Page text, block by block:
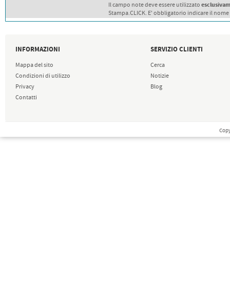
Il campo note deve essere utilizzato
Stampa.CLICK. E' obbligatorio indicare il
INFORMAZIONI
Mappa del sito
Condizioni di utilizzo
Privacy
Contatti
SERVIZIO CLIENTI
Cerca
Notizie
Blog